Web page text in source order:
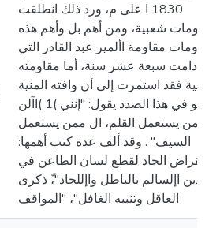
1830 ا على م، ورد ذلك انطلقت
شعبية، ومن أهم بل وأهم هذه
مقاومة األمير عبد القادر التي
دامت سبعة عشر سنة، أما مقاومته
فقد استمرت إلى أن وافته المنية
وهو في هذا الصدد يقول: "إنني )1 )اآلن
ممن يستعمل القلم، ال ممن يستعمل
السيف" . وقد ألف عدة كتب أهمها:
الحاد لقطع لسان الطاعن في
دين اإلسالم بالباطل واإللحاد"،ّ ذكرى
العاقل وتنبيه الغافل"، "المواقف